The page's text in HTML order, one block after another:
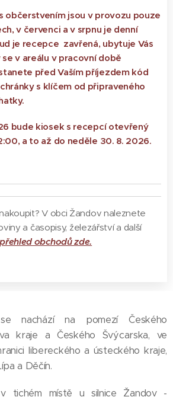
občerstvením jsou v provozu pouze
v červenci a v srpnu je denní
je recepce zavřená, ubytuje Vás
v areálu v pracovní době
před Vaším příjezdem kód
s klíčem od připraveného
bude kiosek s recepcí otevřený
a to až do neděle 30. 8. 2026.
V obci Žandov naleznete
a časopisy, železářství a další
přehled obchodů zde.
nachází na pomezí Českého
kraje a Českého Švýcarska, ve
libereckého a ústeckého kraje,
a Děčín.
tichém místě u silnice Žandov -